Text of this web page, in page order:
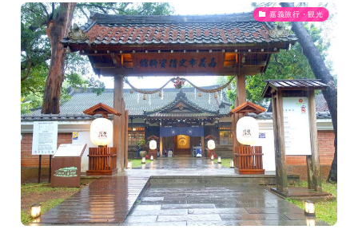
嘉義旅行・観光